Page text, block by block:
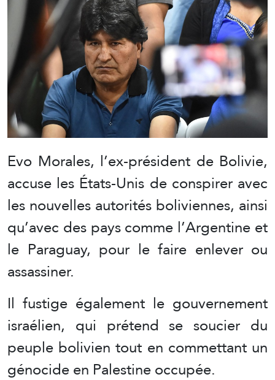
Evo Morales, l’ex-président de Bolivie,
accuse les États-Unis de conspirer avec
les nouvelles autorités boliviennes, ainsi
qu’avec des pays comme l’Argentine et
le Paraguay, pour le faire enlever ou
assassiner.
Il fustige également le gouvernement
israélien, qui prétend se soucier du
peuple bolivien tout en commettant un
génocide en Palestine occupée.